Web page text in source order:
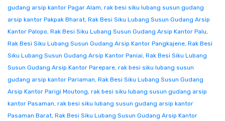
gudang arsip kantor Pagar Alam, rak besi siku lubang susun gudang
arsip kantor Pakpak Bharat, Rak Besi Siku Lubang Susun Gudang Arsip
Kantor Palopo, Rak Besi Siku Lubang Susun Gudang Arsip Kantor Palu,
Rak Besi Siku Lubang Susun Gudang Arsip Kantor Pangkajene, Rak Besi
Siku Lubang Susun Gudang Arsip Kantor Paniai, Rak Besi Siku Lubang
Susun Gudang Arsip Kantor Parepare, rak besi siku lubang susun
gudang arsip kantor Pariaman, Rak Besi Siku Lubang Susun Gudang
Arsip Kantor Parigi Moutong, rak besi siku lubang susun gudang arsip
kantor Pasaman, rak besi siku lubang susun gudang arsip kantor
Pasaman Barat, Rak Besi Siku Lubang Susun Gudang Arsip Kantor